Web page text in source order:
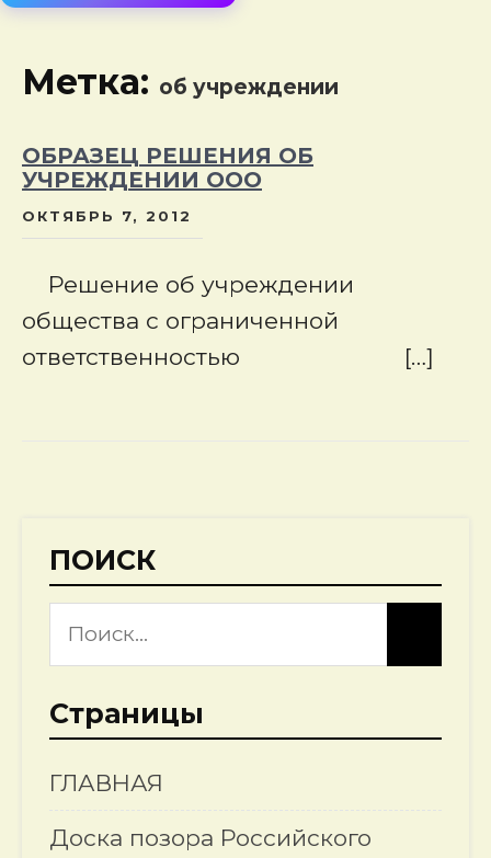
Метка: об учреждении
ОБРАЗЕЦ РЕШЕНИЯ ОБ
УЧРЕЖДЕНИИ ООО
ОКТЯБРЬ 7, 2012
Решение об учреждении
общества с ограниченной
ответственностью […]
ПОИСК
Страницы
ГЛАВНАЯ
Доска позора Российского